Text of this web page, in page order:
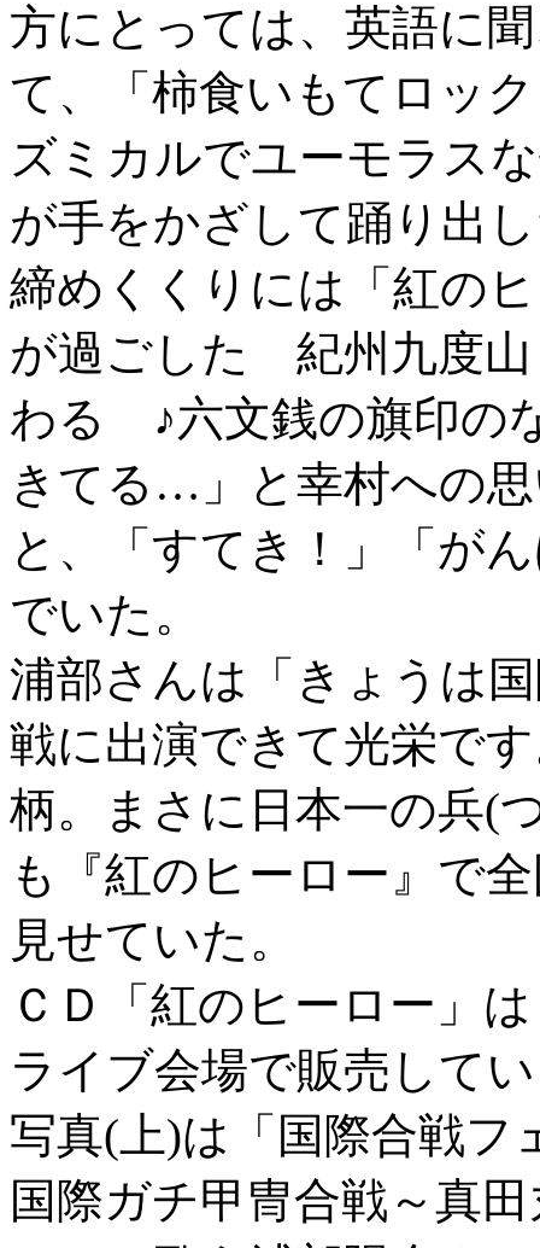
方にとっては、英語に
て、「柿食いもてロッ
ズミカルでユーモラス
が手をかざして踊り出
締めくくりには「紅の
が過ごした 紀州九度
わる ♪六文銭の旗印の
きてる…」と幸村への
と、「すてき！」「が
でいた。
浦部さんは「きょうは
戦に出演できて光栄で
柄。まさに日本一の兵(
も『紅のヒーロー』で
見せていた。
ＣＤ「紅のヒーロー」
ライブ会場で販売して
写真(上)は「国際合
国際ガチ甲冑合戦～真